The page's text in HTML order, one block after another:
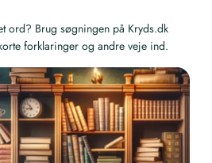
ord? Brug søgningen på Kryds.dk
forklaringer og andre veje ind.